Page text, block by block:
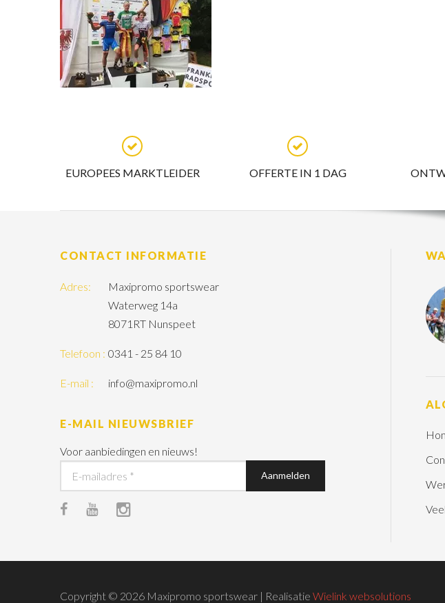
EUROPEES MARKTLEIDER OFFERTE IN 1 DAG
CONTACT INFORMATIE
Adres:
Maxipromo sportswear
Waterweg 14a
8071RT Nunspeet
Telefoon : 0341 - 25 84 10
E-mail : info@maxipromo.nl
E-MAIL NIEUWSBRIEF
Voor aanbiedingen en nieuws!
Copyright © 2026 Maxipromo sportswear | Realisatie Wielink websolutions